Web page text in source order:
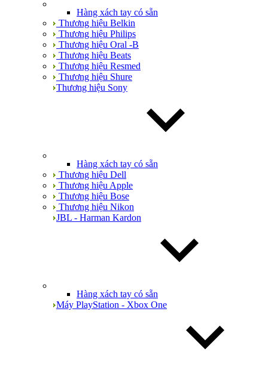
Hàng xách tay có sẵn
Thương hiệu Belkin
Thương hiệu Philips
Thương hiệu Oral -B
Thương hiệu Beats
Thương hiệu Resmed
Thương hiệu Shure
Thương hiệu Sony
Hàng xách tay có sẵn
Thương hiệu Dell
Thương hiệu Apple
Thương hiệu Bose
Thương hiệu Nikon
JBL - Harman Kardon
Hàng xách tay có sẵn
Máy PlayStation - Xbox One